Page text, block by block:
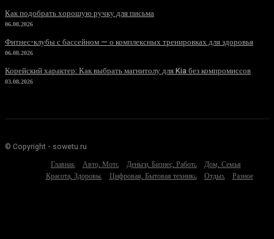
Как подобрать хорошую ручку для письма
06.08.2026
Фитнес-клубы с бассейном — о комплексных тренировках для здоровья
06.08.2026
Корейский характер: Как выбрать магнитолу для Kia без компромиссов
03.08.2026
© Copyright - sowetu.ru
Главная
Авто, Мото Деньги, Бизнес, Работа
Дом, Семья
Красота, Здоровье
Цифровая, Бытовая техника Отдых Разное